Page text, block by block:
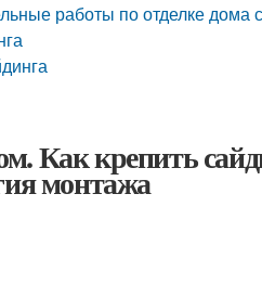
работы по отделке дома
Как крепить
монтажа